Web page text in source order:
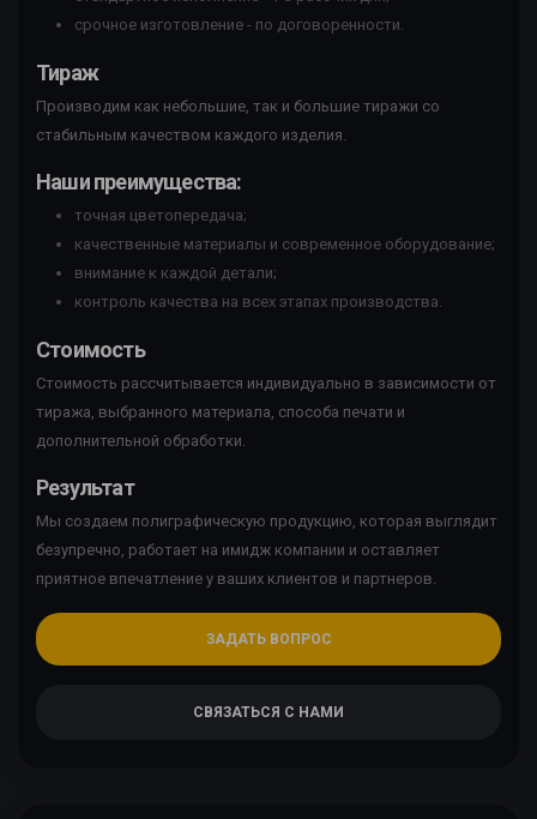
срочное изготовление - по договоренности.
Тираж
Производим как небольшие, так и большие тиражи со
стабильным качеством каждого изделия.
Наши преимущества:
точная цветопередача;
качественные материалы и современное оборудование;
внимание к каждой детали;
контроль качества на всех этапах производства.
Стоимость
Стоимость рассчитывается индивидуально в зависимости от
тиража, выбранного материала, способа печати и
дополнительной обработки.
Результат
Мы создаем полиграфическую продукцию, которая выглядит
безупречно, работает на имидж компании и оставляет
приятное впечатление у ваших клиентов и партнеров.
ЗАДАТЬ ВОПРОС
СВЯЗАТЬСЯ С НАМИ